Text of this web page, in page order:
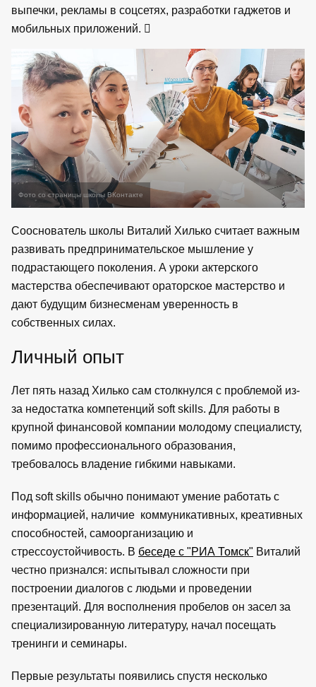
выпечки, рекламы в соцсетях, разработки гаджетов и
мобильных приложений.
Фото со страницы школы ВКонтакте
Сооснователь школы Виталий Хилько считает важным
развивать предпринимательское мышление у
подрастающего поколения. А уроки актерского
мастерства обеспечивают ораторское мастерство и
дают будущим бизнесменам уверенность в
собственных силах.
Личный опыт
Лет пять назад Хилько сам столкнулся с проблемой из-
за недостатка компетенций soft skills. Для работы в
крупной финансовой компании молодому специалисту,
помимо профессионального образования,
требовалось владение гибкими навыками.
Под soft skills обычно понимают умение работать с
информацией, наличие коммуникативных, креативных
способностей, самоорганизацию и
стрессоустойчивость. В беседе с "РИА Томск" Виталий
честно признался: испытывал сложности при
построении диалогов с людьми и проведении
презентаций. Для восполнения пробелов он засел за
специализированную литературу, начал посещать
тренинги и семинары.
Первые результаты появились спустя несколько